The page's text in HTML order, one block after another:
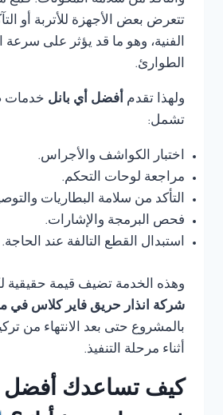
تتعرض بعض الأجهزة للأتربة أو
الفنية، وهو ما قد يؤثر على سرعة
الطوارئ.
ولهذا تقدم أفضل أي بانل خدمات
تشمل:
اختبار الكواشف والأجراس.
مراجعة لوحات التحكم.
التأكد من سلامة البطاريات
فحص البرمجة والإشارات.
استبدال القطع التالفة عند الحاجة.
وهذه الخدمة تضيف قيمة حقيقية
شركة انذار حريق فاير كلاس في
بالمشروع حتى بعد الانتهاء من
أثناء مرحلة التنفيذ.
كيف تساعدك أفضل